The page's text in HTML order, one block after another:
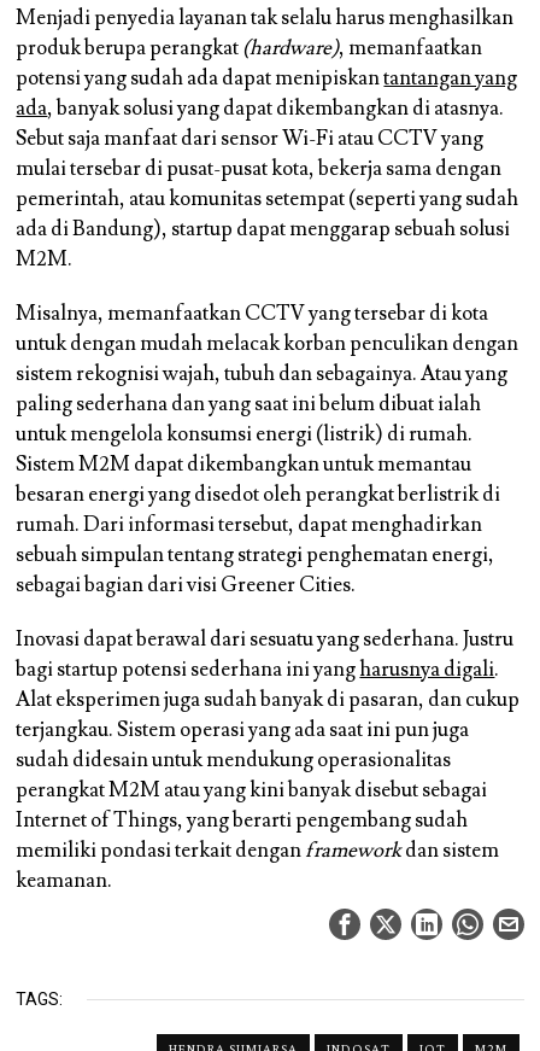
Menjadi penyedia layanan tak selalu harus menghasilkan
produk berupa perangkat(hardware), memanfaatkan
potensi yang sudah ada dapat menipiskantantangan yang
ada, banyak solusi yang dapat dikembangkan di atasnya.
Sebut saja manfaat dari sensor Wi-Fi atau CCTV yang
mulai tersebar di pusat-pusat kota, bekerja sama dengan
pemerintah, atau komunitas setempat (seperti yang sudah
ada di Bandung), startup dapat menggarap sebuah solusi
M2M.
Misalnya, memanfaatkan CCTV yang tersebar di kota
untuk dengan mudah melacak korban penculikan dengan
sistem rekognisi wajah, tubuh dan sebagainya. Atau yang
paling sederhana dan yang saat ini belum dibuat ialah
untuk mengelola konsumsi energi (listrik) di rumah.
Sistem M2M dapat dikembangkan untuk memantau
besaran energi yang disedot oleh perangkat berlistrik di
rumah. Dari informasi tersebut, dapat menghadirkan
sebuah simpulan tentang strategi penghematan energi,
sebagai bagian dari visi Greener Cities.
Inovasi dapat berawal dari sesuatu yang sederhana. Justru
bagi startup potensi sederhana ini yangharusnya digali.
Alat eksperimen juga sudah banyak di pasaran, dan cukup
terjangkau. Sistem operasi yang ada saat ini pun juga
sudah didesain untuk mendukung operasionalitas
perangkat M2M atau yang kini banyak disebut sebagai
Internet of Things, yang berarti pengembang sudah
memiliki pondasi terkait denganframeworkdan sistem
keamanan.
TAGS: